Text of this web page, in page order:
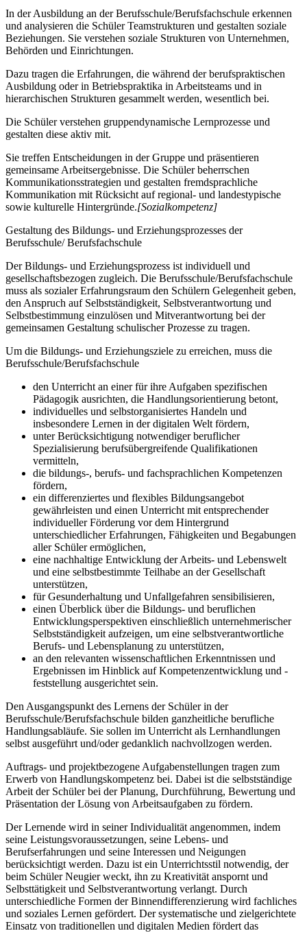
In der Ausbildung an der Berufsschule/Berufsfachschule erkennen
und analysieren die Schüler Teamstrukturen und gestalten soziale
Beziehungen. Sie verstehen soziale Strukturen von Unternehmen,
Behörden und Einrichtungen.
Dazu tragen die Erfahrungen, die während der berufspraktischen
Ausbildung oder in Betriebspraktika in Arbeitsteams und in
hierarchischen Strukturen gesammelt werden, wesentlich bei.
Die Schüler verstehen gruppendynamische Lernprozesse und
gestalten diese aktiv mit.
Sie treffen Entscheidungen in der Gruppe und präsentieren
gemeinsame Arbeitsergebnisse. Die Schüler beherrschen
Kommunikationsstrategien und gestalten fremdsprachliche
Kommunikation mit Rücksicht auf regional- und landestypische
sowie kulturelle Hintergründe.[Sozialkompetenz]
Gestaltung des Bildungs- und Erziehungsprozesses der
Berufsschule/ Berufsfachschule
Der Bildungs- und Erziehungsprozess ist individuell und
gesellschaftsbezogen zugleich. Die Berufsschule/Berufsfachschule
muss als sozialer Erfahrungsraum den Schülern Gelegenheit geben,
den Anspruch auf Selbstständigkeit, Selbstverantwortung und
Selbstbestimmung einzulösen und Mitverantwortung bei der
gemeinsamen Gestaltung schulischer Prozesse zu tragen.
Um die Bildungs- und Erziehungsziele zu erreichen, muss die
Berufsschule/Berufsfachschule
den Unterricht an einer für ihre Aufgaben spezifischen
Pädagogik ausrichten, die Handlungsorientierung betont,
individuelles und selbstorganisiertes Handeln und
insbesondere Lernen in der digitalen Welt fördern,
unter Berücksichtigung notwendiger beruflicher
Spezialisierung berufsübergreifende Qualifikationen
vermitteln,
die bildungs-, berufs- und fachsprachlichen Kompetenzen
fördern,
ein differenziertes und flexibles Bildungsangebot
gewährleisten und einen Unterricht mit entsprechender
individueller Förderung vor dem Hintergrund
unterschiedlicher Erfahrungen, Fähigkeiten und Begabungen
aller Schüler ermöglichen,
eine nachhaltige Entwicklung der Arbeits- und Lebenswelt
und eine selbstbestimmte Teilhabe an der Gesellschaft
unterstützen,
für Gesunderhaltung und Unfallgefahren sensibilisieren,
einen Überblick über die Bildungs- und beruflichen
Entwicklungsperspektiven einschließlich unternehmerischer
Selbstständigkeit aufzeigen, um eine selbstverantwortliche
Berufs- und Lebensplanung zu unterstützen,
an den relevanten wissenschaftlichen Erkenntnissen und
Ergebnissen im Hinblick auf Kompetenzentwicklung und -
feststellung ausgerichtet sein.
Den Ausgangspunkt des Lernens der Schüler in der
Berufsschule/Berufsfachschule bilden ganzheitliche berufliche
Handlungsabläufe. Sie sollen im Unterricht als Lernhandlungen
selbst ausgeführt und/oder gedanklich nachvollzogen werden.
Auftrags- und projektbezogene Aufgabenstellungen tragen zum
Erwerb von Handlungskompetenz bei. Dabei ist die selbstständige
Arbeit der Schüler bei der Planung, Durchführung, Bewertung und
Präsentation der Lösung von Arbeitsaufgaben zu fördern.
Der Lernende wird in seiner Individualität angenommen, indem
seine Leistungsvoraussetzungen, seine Lebens- und
Berufserfahrungen und seine Interessen und Neigungen
berücksichtigt werden. Dazu ist ein Unterrichtsstil notwendig, der
beim Schüler Neugier weckt, ihn zu Kreativität anspornt und
Selbsttätigkeit und Selbstverantwortung verlangt. Durch
unterschiedliche Formen der Binnendifferenzierung wird fachliches
und soziales Lernen gefördert. Der systematische und zielgerichtete
Einsatz von traditionellen und digitalen Medien fördert das